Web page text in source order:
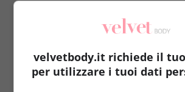
mondo
testimonianze piuttosto dure,
stessa consapevolezza di fondo:
farei figli”
. Eccone qualcuna.
“Amo molto i miei due bambini, ma
velvetbody.it richiede il
per utilizzare i tuoi dati